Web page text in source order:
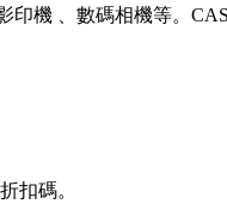
機 、數碼相機等。
扣碼。